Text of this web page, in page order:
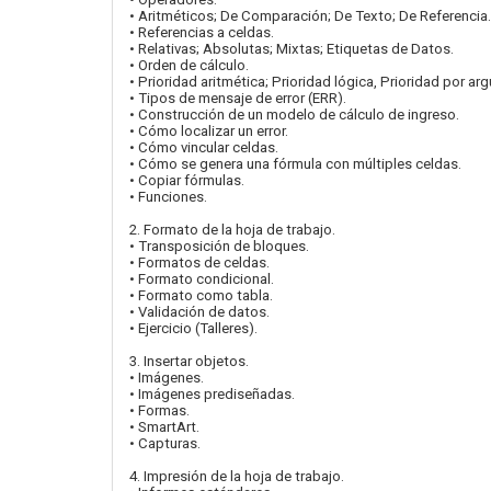
• Aritméticos; De Comparación; De Texto; De Referencia.
• Referencias a celdas.
• Relativas; Absolutas; Mixtas; Etiquetas de Datos.
• Orden de cálculo.
• Prioridad aritmética; Prioridad lógica, Prioridad por
• Tipos de mensaje de error (ERR).
• Construcción de un modelo de cálculo de ingreso.
• Cómo localizar un error.
• Cómo vincular celdas.
• Cómo se genera una fórmula con múltiples celdas.
• Copiar fórmulas.
• Funciones.
2. Formato de la hoja de trabajo.
• Transposición de bloques.
• Formatos de celdas.
• Formato condicional.
• Formato como tabla.
• Validación de datos.
• Ejercicio (Talleres).
3. Insertar objetos.
• Imágenes.
• Imágenes prediseñadas.
• Formas.
• SmartArt.
• Capturas.
4. Impresión de la hoja de trabajo.